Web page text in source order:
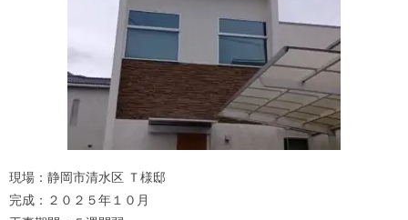
現場：静岡市清水区 Ｔ様邸
完成：２０２５年１０月